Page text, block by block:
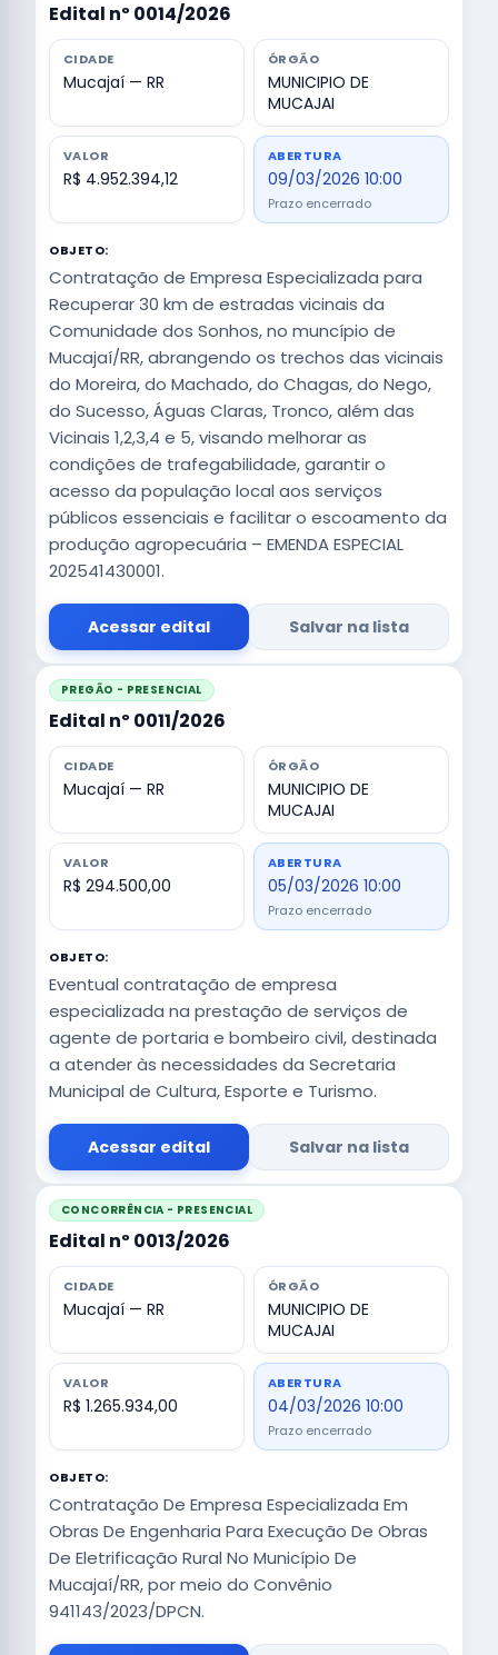
Edital nº 0014/2026
CIDADE
Mucajaí — RR
ÓRGÃO
MUNICIPIO DE
MUCAJAI
VALOR
R$ 4.952.394,12
ABERTURA
09/03/2026 10:00
Prazo encerrado
OBJETO:
Contratação de Empresa Especializada para
Recuperar 30 km de estradas vicinais da
Comunidade dos Sonhos, no muncípio de
Mucajaí/RR, abrangendo os trechos das vicinais
do Moreira, do Machado, do Chagas, do Nego,
do Sucesso, Águas Claras, Tronco, além das
Vicinais 1,2,3,4 e 5, visando melhorar as
condições de trafegabilidade, garantir o
acesso da população local aos serviços
públicos essenciais e facilitar o escoamento da
produção agropecuária – EMENDA ESPECIAL
202541430001.
Acessar edital Salvar na lista
PREGÃO - PRESENCIAL
Edital nº 0011/2026
CIDADE
Mucajaí — RR
ÓRGÃO
MUNICIPIO DE
MUCAJAI
VALOR
R$ 294.500,00
ABERTURA
05/03/2026 10:00
Prazo encerrado
OBJETO:
Eventual contratação de empresa
especializada na prestação de serviços de
agente de portaria e bombeiro civil, destinada
a atender às necessidades da Secretaria
Municipal de Cultura, Esporte e Turismo.
Acessar edital Salvar na lista
CONCORRÊNCIA - PRESENCIAL
Edital nº 0013/2026
CIDADE
Mucajaí — RR
ÓRGÃO
MUNICIPIO DE
MUCAJAI
VALOR
R$ 1.265.934,00
ABERTURA
04/03/2026 10:00
Prazo encerrado
OBJETO:
Contratação De Empresa Especializada Em
Obras De Engenharia Para Execução De Obras
De Eletrificação Rural No Município De
Mucajaí/RR, por meio do Convênio
941143/2023/DPCN.